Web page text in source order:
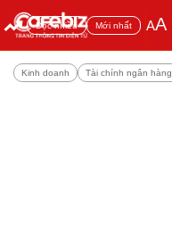
Đọc nhiều Mới nhất AA
Kinh doanh Tài chính ngân hàng